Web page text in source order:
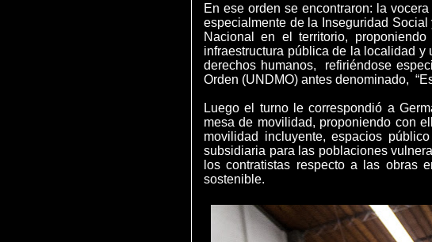
En ese orden se encontraron: la
especialmente de la Inseguridad
Nacional en el territorio,
infraestructura pública de la localidad
derechos humanos, refiriéndose
Orden (UNDMO) antes denominado,
Luego el turno le correspondió a
mesa de movilidad, proponiendo con
movilidad incluyente, espacios
subsidiaria para las poblaciones
los contratistas respecto a las obras
sostenible.